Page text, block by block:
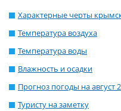
Характерные черты
Температура воздуха
Температура воды
Влажность и осадки
Прогноз погоды на август
Туристу на заметку